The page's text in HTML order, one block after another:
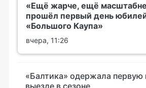
«Ещё жарче, ещё
прошёл первый день
«Большого Каупа»
вчера, 11:26
«Балтика» одержала первую
выезде в сезоне